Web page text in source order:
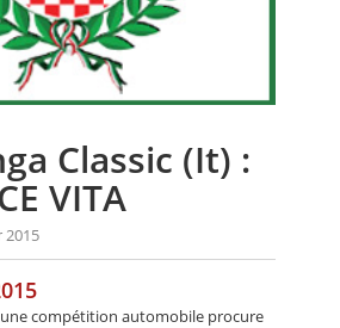
Classic (It) :
VITA
2015
compétition automobile procure